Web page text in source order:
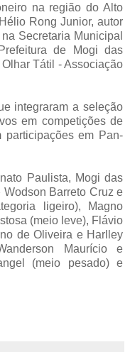
na região do Alto
Rong Junior, autor
Secretaria Municipal
de Mogi das
Tátil - Associação
integraram a seleção
em competições de
em Pan-
Paulista, Mogi das
Barreto Cruz e
ligeiro), Magno
(meio leve), Flávio
de Oliveira e Harlley
Maurício e
(meio pesado) e